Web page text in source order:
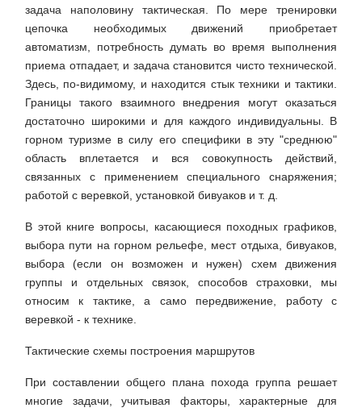
задача наполовину тактическая. По мере тренировки
цепочка необходимых движений приобретает
автоматизм, потребность думать во время выполнения
приема отпадает, и задача становится чисто технической.
Здесь, по-видимому, и находится стык техники и тактики.
Границы такого взаимного внедрения могут оказаться
достаточно широкими и для каждого индивидуальны. В
горном туризме в силу его специфики в эту "среднюю"
область вплетается и вся совокупность действий,
связанных с применением специального снаряжения;
работой с веревкой, установкой бивуаков и т. д.
В этой книге вопросы, касающиеся походных графиков,
выбора пути на горном рельефе, мест отдыха, бивуаков,
выбора (если он возможен и нужен) схем движения
группы и отдельных связок, способов страховки, мы
относим к тактике, а само передвижение, работу с
веревкой - к технике.
Тактические схемы построения маршрутов
При составлении общего плана похода группа решает
многие задачи, учитывая факторы, характерные для